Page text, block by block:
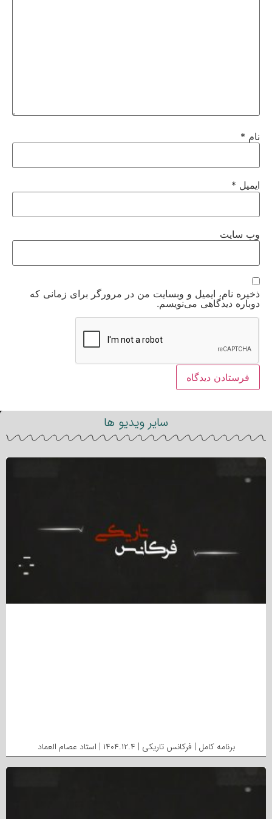
نام *
ایمیل *
وب‌ سایت
ذخیره نام، ایمیل و وبسایت من در مرورگر برای زمانی که
دوباره دیدگاهی می‌نویسم.
سایر ویدیو ها
برنامه کامل | فرکانس تاریکی | ۱۴۰۴.۱۲.۴ | استاد عصام العماد